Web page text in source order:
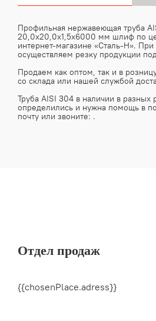
Профильная нержавеющая труба
20,0х20,0х1,5х6000 мм шлиф по
интернет-магазине «Сталь-Н».
осуществляем резку продукции
Продаем как оптом, так и в
со склада или нашей службой
Труба AISI 304 в наличии в
определились и нужна помощь в
почту или звоните: .
Отдел продаж
{{chosenPlace.adress}}